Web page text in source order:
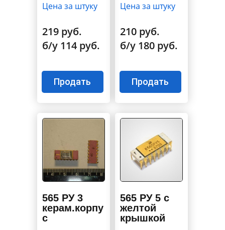
Цена за штуку
219 руб.
б/у 114 руб.
Продать
Цена за штуку
210 руб.
б/у 180 руб.
Продать
565 РУ 3
керам.корпу
с
565 РУ 5 с
желтой
крышкой